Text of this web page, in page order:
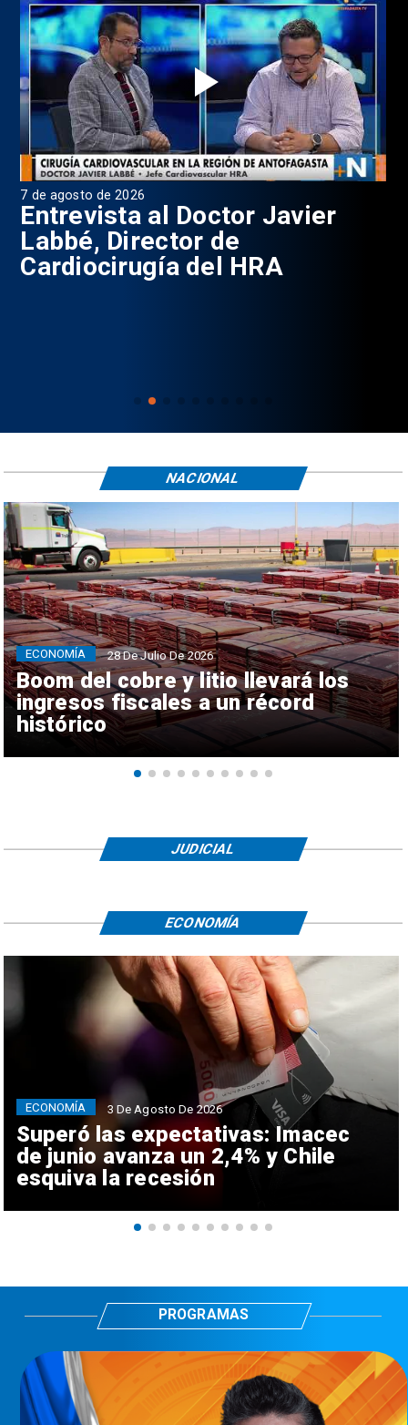
7 de agosto de 2026
Entrevista al Doctor Javier
Labbé, Director de
Cardiocirugía del HRA
Boom del cobre y litio llevará los
ingresos fiscales a un récord
histórico
ECONOMÍA 28 De Julio De 2026
NACIONAL
JUDICIAL
Superó las expectativas: Imacec
de junio avanza un 2,4% y Chile
esquiva la recesión
ECONOMÍA 3 De Agosto De 2026
ECONOMÍA
PROGRAMAS